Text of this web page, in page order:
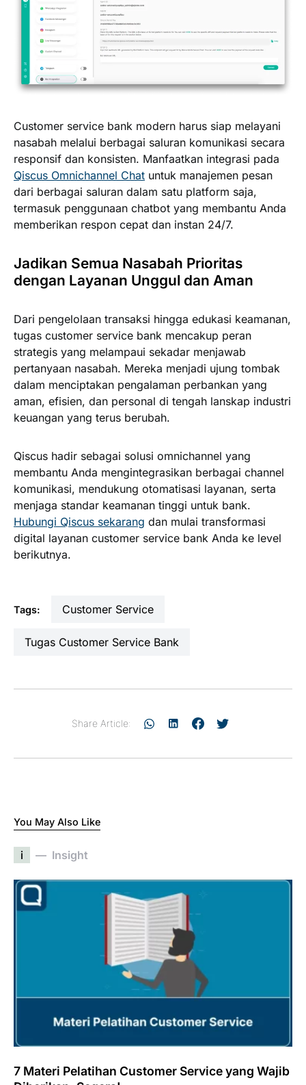
Customer service bank modern harus siap melayani
nasabah melalui berbagai saluran komunikasi secara
responsif dan konsisten. Manfaatkan integrasi pada
Qiscus Omnichannel Chat untuk manajemen pesan
dari berbagai saluran dalam satu platform saja,
termasuk penggunaan chatbot yang membantu Anda
memberikan respon cepat dan instan 24/7.
Jadikan Semua Nasabah Prioritas
dengan Layanan Unggul dan Aman
Dari pengelolaan transaksi hingga edukasi keamanan,
tugas customer service bank mencakup peran
strategis yang melampaui sekadar menjawab
pertanyaan nasabah. Mereka menjadi ujung tombak
dalam menciptakan pengalaman perbankan yang
aman, efisien, dan personal di tengah lanskap industri
keuangan yang terus berubah.
Qiscus hadir sebagai solusi omnichannel yang
membantu Anda mengintegrasikan berbagai channel
komunikasi, mendukung otomatisasi layanan, serta
menjaga standar keamanan tinggi untuk bank.
Hubungi Qiscus sekarang dan mulai transformasi
digital layanan customer service bank Anda ke level
berikutnya.
Tags: Customer Service
Tugas Customer Service Bank
Share Article:
You May Also Like
i Insight
7 Materi Pelatihan Customer Service yang Wajib